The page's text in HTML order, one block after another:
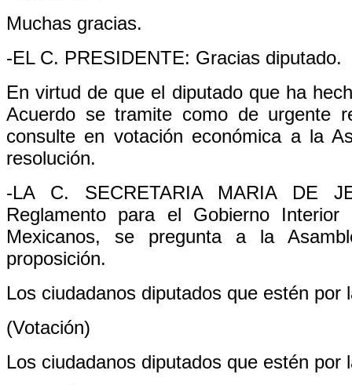
Muchas gracias.
-EL C. PRESIDENTE: Gracias diputado.
En virtud de que el diputado que ha
Acuerdo se tramite como de urgente
consulte en votación económica a la
resolución.
-LA C. SECRETARIA MARIA DE
Reglamento para el Gobierno
Mexicanos, se pregunta a la
proposición.
Los ciudadanos diputados que estén
(Votación)
Los ciudadanos diputados que estén